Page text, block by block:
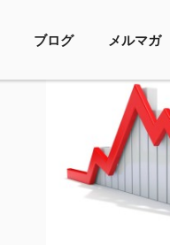
ブログ メルマガ